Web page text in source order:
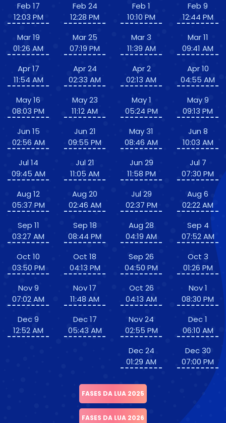
Feb 17
12:03 PM
Mar 19
01:26 AM
Apr 17
11:54 AM
May 16
08:03 PM
Jun 15
02:56 AM
Jul 14
09:45 AM
Aug 12
05:37 PM
Sep 11
03:27 AM
Oct 10
03:50 PM
Nov 9
07:02 AM
Dec 9
12:52 AM
Feb 24
12:28 PM
Mar 25
07:19 PM
Apr 24
02:33 AM
May 23
11:12 AM
Jun 21
09:55 PM
Jul 21
11:05 AM
Aug 20
02:46 AM
Sep 18
08:44 PM
Oct 18
04:13 PM
Nov 17
11:48 AM
Dec 17
05:43 AM
Feb 1
10:10 PM
Mar 3
11:39 AM
Apr 2
02:13 AM
May 1
05:24 PM
May 31
08:46 AM
Jun 29
11:58 PM
Jul 29
02:37 PM
Aug 28
04:19 AM
Sep 26
04:50 PM
Oct 26
04:13 AM
Nov 24
02:55 PM
Dec 24
01:29 AM
Feb 9
12:44 PM
Mar 11
09:41 AM
Apr 10
04:55 AM
May 9
09:13 PM
Jun 8
10:03 AM
Jul 7
07:30 PM
Aug 6
02:22 AM
Sep 4
07:52 AM
Oct 3
01:26 PM
Nov 1
08:30 PM
Dec 1
06:10 AM
Dec 30
07:00 PM
FASES DA LUA 2025
FASES DA LUA 2026